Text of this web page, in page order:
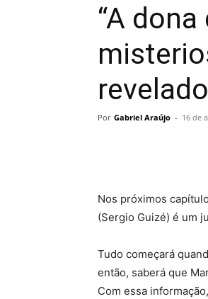
“A
Por Gabriel Araújo - 16 de
Nos próximos
(Sergio Guizé) é um
Tudo começará
então, saberá que
Com essa